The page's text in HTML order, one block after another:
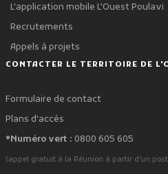
L'application mobile L'Ouest Poulavi
Recrutements
Appels à projets
CONTACTER LE TERRITOIRE DE
Formulaire de contact
Plans d'accès
*Numéro vert : 0800 605 605
(appel gratuit à la Réunion à partir d'un